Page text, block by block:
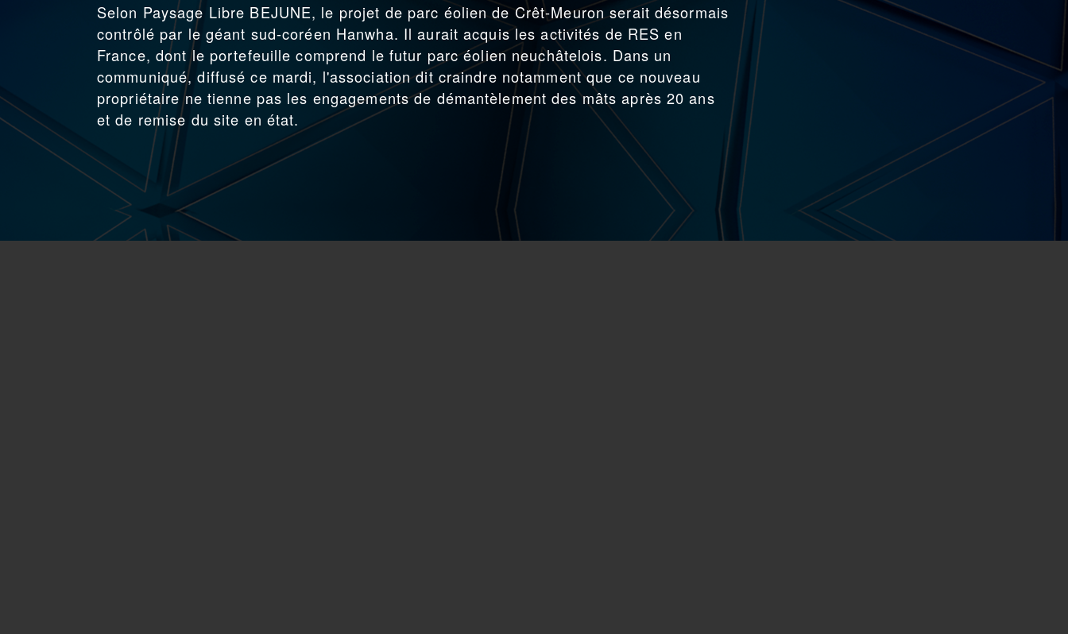
Selon Paysage Libre BEJUNE, le projet de parc éolien de Crêt-Meuron serait désormais
contrôlé par le géant sud-coréen Hanwha. Il aurait acquis les activités de RES en
France, dont le portefeuille comprend le futur parc éolien neuchâtelois. Dans un
communiqué, diffusé ce mardi, l'association dit craindre notamment que ce nouveau
propriétaire ne tienne pas les engagements de démantèlement des mâts après 20 ans
et de remise du site en état.